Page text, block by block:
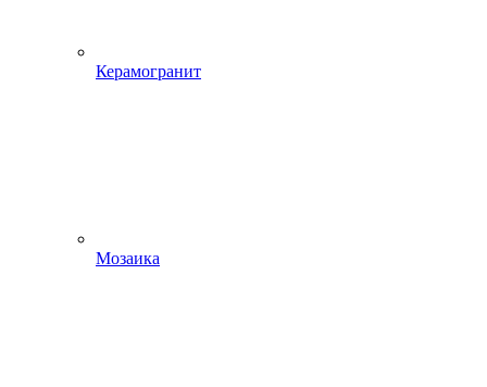
Керамогранит
Мозаика